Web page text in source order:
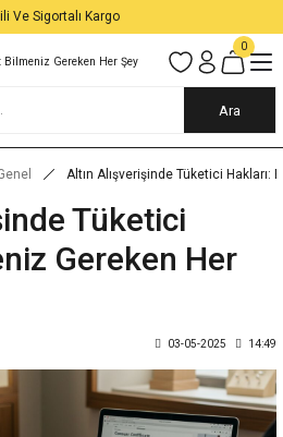
Ve Sigortalı Kargo
Ara
0
Altın Alışverişinde Tüketici Hakları:
Tüketici
Gereken Her
03-05-2025 14:49